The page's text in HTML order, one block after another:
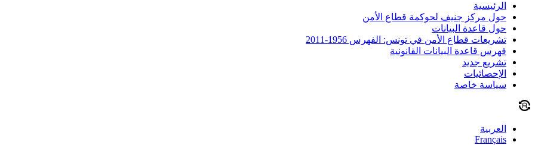
الرئيسية
حول مركز جنيف لحوكمة قطاع الأمن
حول قاعدة البيانات
تشريعات قطاع الأمن في تونس: الفهرس 1956-2011
فهرس قاعدة البيانات القانونية
تشريع جديد
الإحصائيات
سياسة خاصة
العربية
Français